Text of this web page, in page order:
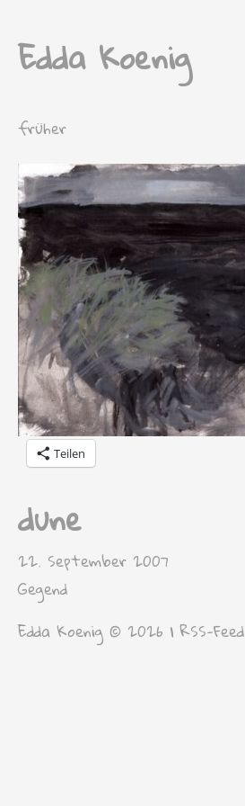
Edda Koenig
früher
Teilen
dune
22. September 2007
Gegend
Edda Koenig © 2026 |RSS-Feed